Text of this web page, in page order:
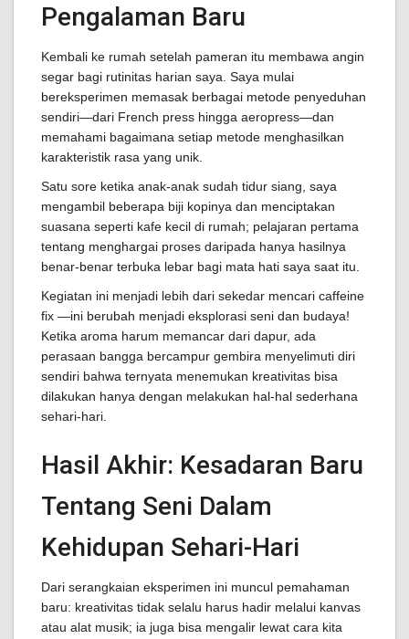
Pengalaman Baru
Kembali ke rumah setelah pameran itu membawa angin
segar bagi rutinitas harian saya. Saya mulai
bereksperimen memasak berbagai metode penyeduhan
sendiri—dari French press hingga aeropress—dan
memahami bagaimana setiap metode menghasilkan
karakteristik rasa yang unik.
Satu sore ketika anak-anak sudah tidur siang, saya
mengambil beberapa biji kopinya dan menciptakan
suasana seperti kafe kecil di rumah; pelajaran pertama
tentang menghargai proses daripada hanya hasilnya
benar-benar terbuka lebar bagi mata hati saya saat itu.
Kegiatan ini menjadi lebih dari sekedar mencari caffeine
fix —ini berubah menjadi eksplorasi seni dan budaya!
Ketika aroma harum memancar dari dapur, ada
perasaan bangga bercampur gembira menyelimuti diri
sendiri bahwa ternyata menemukan kreativitas bisa
dilakukan hanya dengan melakukan hal-hal sederhana
sehari-hari.
Hasil Akhir: Kesadaran Baru
Tentang Seni Dalam
Kehidupan Sehari-Hari
Dari serangkaian eksperimen ini muncul pemahaman
baru: kreativitas tidak selalu harus hadir melalui kanvas
atau alat musik; ia juga bisa mengalir lewat cara kita